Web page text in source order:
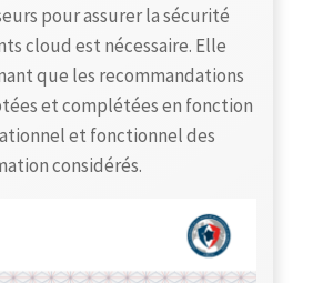
pour assurer la sécurité
cloud est nécessaire. Elle
que les recommandations
et complétées en fonction
et fonctionnel des
considérés.